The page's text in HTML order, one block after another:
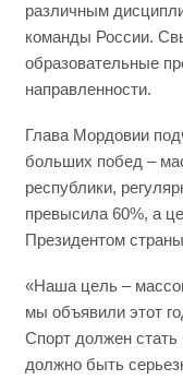
различным
команды России.
образовательные
направленности.
Глава Мордовии
больших побед –
республики,
превысила 60%, а
Президентом
«Наша цель –
мы объявили этот
Спорт должен
должно быть